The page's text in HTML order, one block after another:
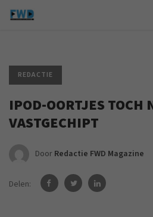
REDACTIE
IPOD-OORTJES TOCH
VASTGECHIPT
Door Redactie FWD Magazine
Delen: